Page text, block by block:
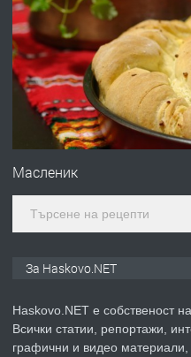
ПРЕДЛАГА
Давам
без
ПРЕДЛАГА Под
Масленик
За Haskovo.NET
Haskovo.NET е
Всички статии, репортажи,
графични и видео материали,